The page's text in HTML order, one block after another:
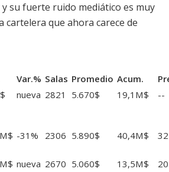
su fuerte ruido mediático es muy
cartelera que ahora carece de
Var.% Salas Promedio Acum.
nueva 2821 5.670$ 19,1M$ --
-31% 2306 5.890$ 40,4M$
nueva 2670 5.060$ 13,5M$